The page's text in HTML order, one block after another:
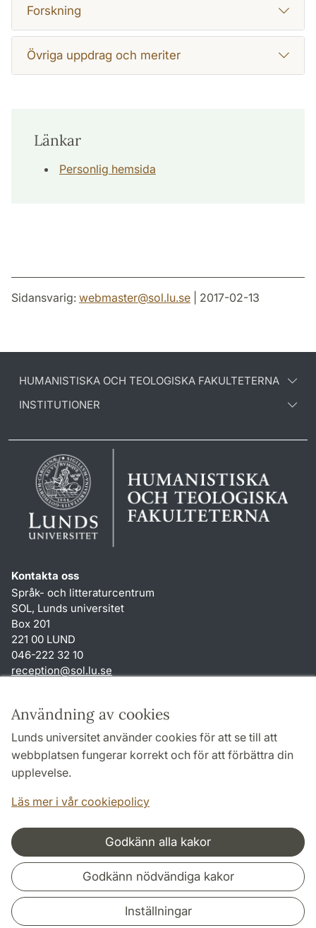
Användning av cookies
Lunds universitet använder cookies för att se till att
webbplatsen fungerar korrekt och för att förbättra din
upplevelse.
Läs mer i vår cookiepolicy
Godkänn alla kakor
Godkänn nödvändiga kakor
Inställningar
Forskning
Övriga uppdrag och meriter
Länkar
Personlig hemsida
Sidansvarig: webmaster@sol.lu.se | 2017-02-13
HUMANISTISKA OCH TEOLOGISKA FAKULTETERNA
INSTITUTIONER
Kontakta oss
Språk- och litteraturcentrum
SOL, Lunds universitet
Box 201
221 00 LUND
046-222 32 10
reception@sol.lu.se
Genvägar
Om webbplatsen och cookies
Behandling av personuppgifter
Tillgänglighetsredogörelse
Samarbeten och nätverk